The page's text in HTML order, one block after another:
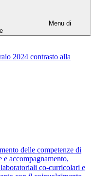
Menu di
2024 contrasto alla
delle competenze di
e accompagnamento,
co-curricolari e